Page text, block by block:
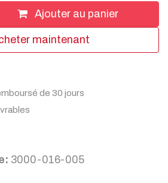
Ajouter au panier
maintenant
de 30 jours
3000-016-005